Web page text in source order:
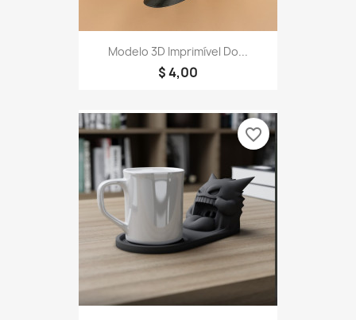
Modelo 3D Imprimível Do...
$ 4,00
favorite_border